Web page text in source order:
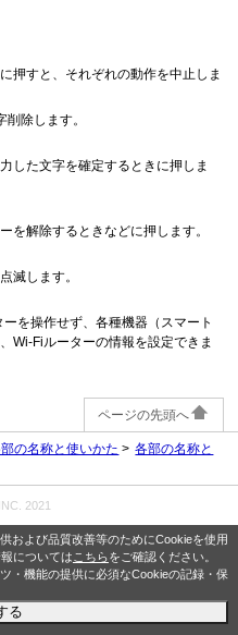
および品質改善等のためにCookieを使用
については こちらをご確認ください。
・機能の提供に必須なCookieの記録・保
る
押すと、それぞれの動作を中止しま
除します。
した文字を確定するときに押しま
を解除するときなどに押します。
滅します。
を操作せず、各種機器（スマート
Wi-Fiルーターの情報を設定できま
ページの先頭へ
の名称と使いかた
各部の名称と
2021